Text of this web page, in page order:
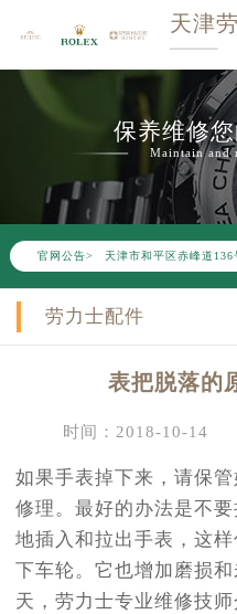
天津
保养维修
Maintain and
官网公告>
2026年6月劳力士天津
2026年6月天津市劳力
2026年6月劳力士售后
节假日正常营业！
劳力士配件
表把脱落的
时间：2018-10-14
如果手表掉下来，请保
修理。最好的办法是不
地插入和拉出手表，这
下车轮。它也增加磨损
天，劳力士专业维修技